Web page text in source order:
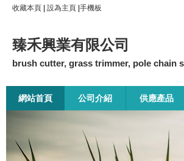
收藏本頁 設為主頁 手機板
臻禾興業有限公司
brush cutter, grass trimmer, pole chain
網站首頁 公司介紹 供應產品